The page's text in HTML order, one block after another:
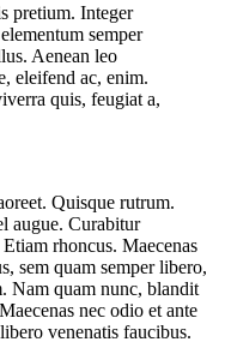
pretium. Integer
semper
Aenean leo
eleifend ac, enim.
quis, feugiat a,
Quisque rutrum.
augue. Curabitur
rhoncus. Maecenas
sem quam semper libero,
Nam quam nunc, blandit
nec odio et ante
venenatis faucibus.